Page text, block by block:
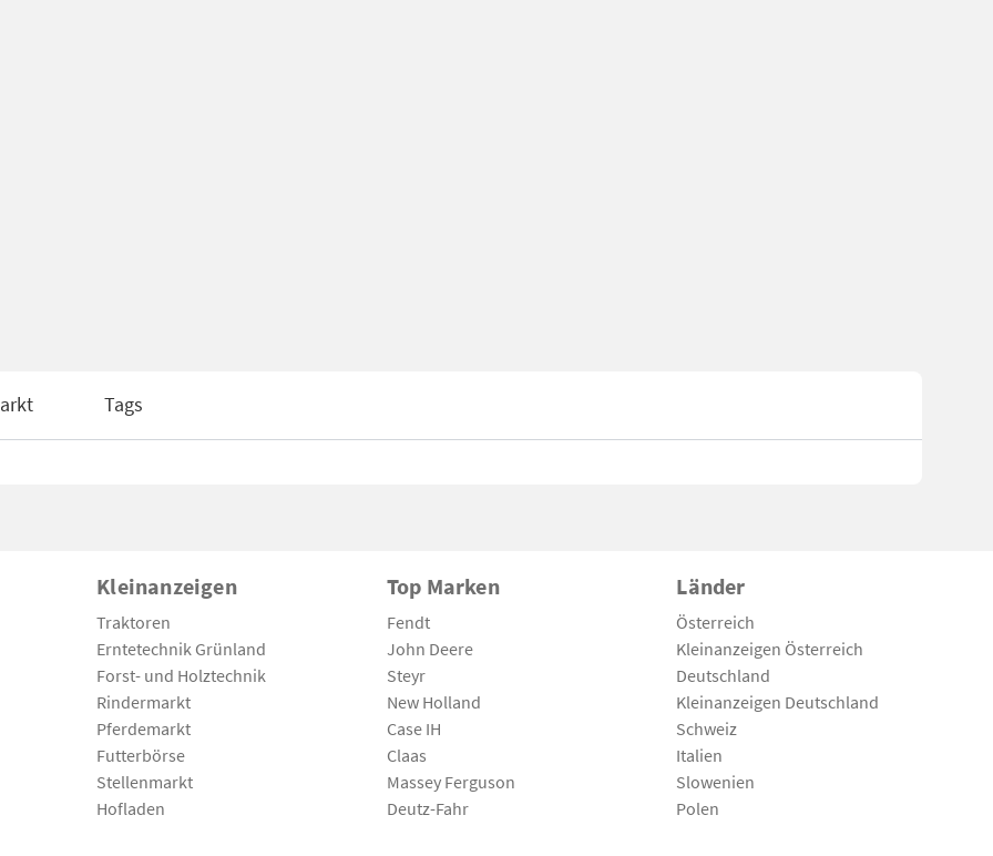
Tags
Kleinanzeigen
Traktoren
Erntetechnik Grünland
Forst- und Holztechnik
Rindermarkt
Pferdemarkt
Futterbörse
Stellenmarkt
Hofladen
Top Marken
Fendt
John Deere
Steyr
New Holland
Case IH
Claas
Massey Ferguson
Deutz-Fahr
Länder
Österreich
Kleinanzeigen Österreich
Deutschland
Kleinanzeigen Deutschland
Schweiz
Italien
Slowenien
Polen